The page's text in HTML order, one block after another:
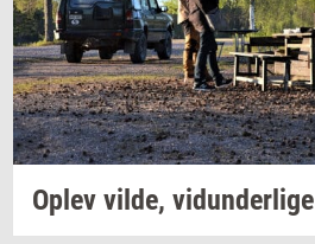
Oplev vilde, vi­dun­der­li­ge